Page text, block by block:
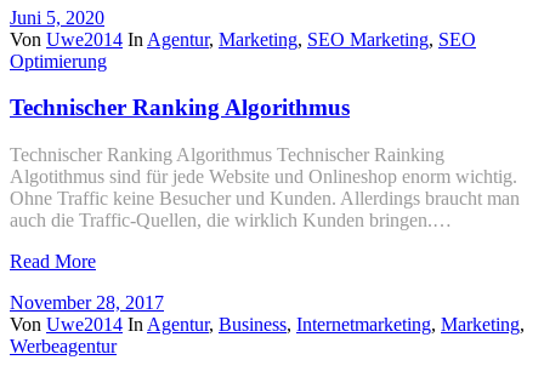
Juni 5, 2020
Von Uwe2014 In Agentur, Marketing, SEO Marketing, SEO
Optimierung
Technischer Ranking Algorithmus
Technischer Ranking Algorithmus Technischer Rainking
Algotithmus sind für jede Website und Onlineshop enorm wichtig.
Ohne Traffic keine Besucher und Kunden. Allerdings braucht man
auch die Traffic-Quellen, die wirklich Kunden bringen.…
Read More
November 28, 2017
Von Uwe2014 In Agentur, Business, Internetmarketing, Marketing,
Werbeagentur